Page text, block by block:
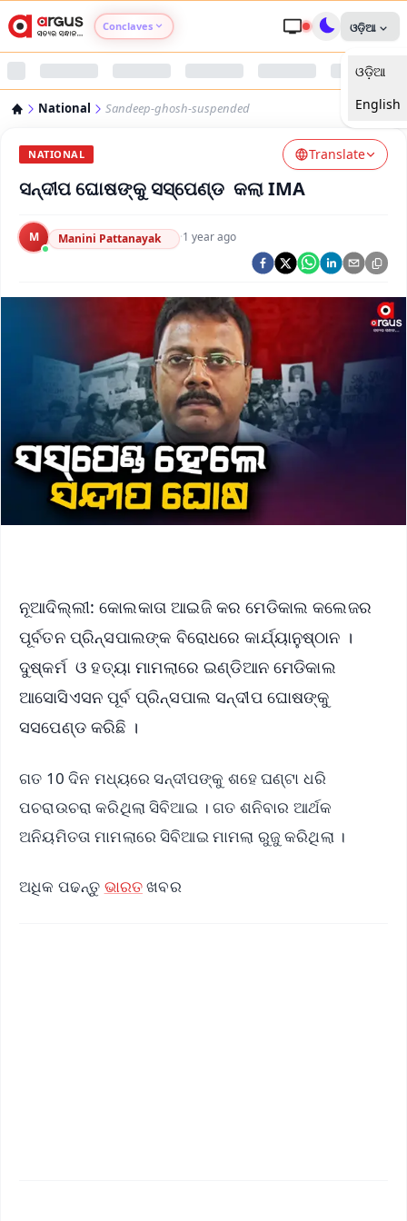
Conclaves
Argus Nari Shakti
Argus Swaad Odisha
Argus Chalo Dekhein Apna Desh
ଓଡ଼ିଆ
ଓଡ଼ିଆ
English
National Sandeep-ghosh-suspended
NATIONAL Translate
ସନ୍ଦୀପ ଘୋଷଙ୍କୁ ସସ୍‌ପେଣ୍ଡ କଲା IMA
M Manini Pattanayak ·1 year ago
ନୂଆଦିଲ୍ଲୀ: କୋଲକାତା ଆଇଜି କର ମେଡିକାଲ କଲେଜର
ପୂର୍ବତନ ପ୍ରିନ୍ସପାଲଙ୍କ ବିରୋଧରେ କାର୍ଯ୍ୟାନୁଷ୍ଠାନ ।
ଦୁଷ୍କର୍ମ ଓ ହତ୍ୟା ମାମଲାରେ ଇଣ୍ଡିଆନ ମେଡିକାଲ
ଆସୋସିଏସନ ପୂର୍ବ ପ୍ରିନ୍ସପାଲ ସନ୍ଦୀପ ଘୋଷଙ୍କୁ
ସସପେଣ୍ଡ କରିଛି ।
ଗତ 10 ଦିନ ମଧ୍ୟରେ ସନ୍ଦୀପଙ୍କୁ ଶହେ ଘଣ୍ଟା ଧରି
ପଚରାଉଚରା କରିଥିଲା ସିବିଆଇ । ଗତ ଶନିବାର ଆର୍ଥକ
ଅନିୟମିତତା ମାମଲାରେ ସିବିଆଇ ମାମଲା ରୁଜୁ କରିଥିଲା ।
ଅଧିକ ପଢନ୍ତୁ ଭାରତଖବର